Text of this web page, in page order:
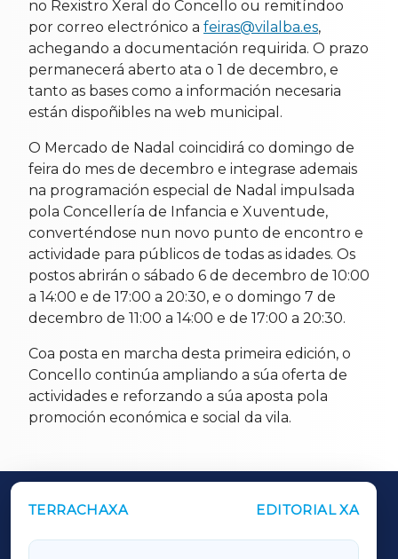
no Rexistro Xeral do Concello ou remitíndoo
por correo electrónico a feiras@vilalba.es,
achegando a documentación requirida. O prazo
permanecerá aberto ata o 1 de decembro, e
tanto as bases como a información necesaria
están dispoñibles na web municipal.
O Mercado de Nadal coincidirá co domingo de
feira do mes de decembro e integrase ademais
na programación especial de Nadal impulsada
pola Concellería de Infancia e Xuventude,
converténdose nun novo punto de encontro e
actividade para públicos de todas as idades. Os
postos abrirán o sábado 6 de decembro de 10:00
a 14:00 e de 17:00 a 20:30, e o domingo 7 de
decembro de 11:00 a 14:00 e de 17:00 a 20:30.
Coa posta en marcha desta primeira edición, o
Concello continúa ampliando a súa oferta de
actividades e reforzando a súa aposta pola
promoción económica e social da vila.
TERRACHAXA EDITORIAL XA
OUTROS PERIÓDICOS